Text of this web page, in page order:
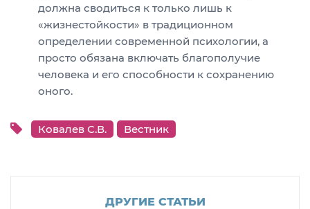
должна сводиться к только лишь к
«жизнестойкости» в традиционном
определении современной психологии, а
просто обязана включать благополучие
человека и его способности к сохранению
оного.
Ковалев С.В. Вестник
ДРУГИЕ СТАТЬИ